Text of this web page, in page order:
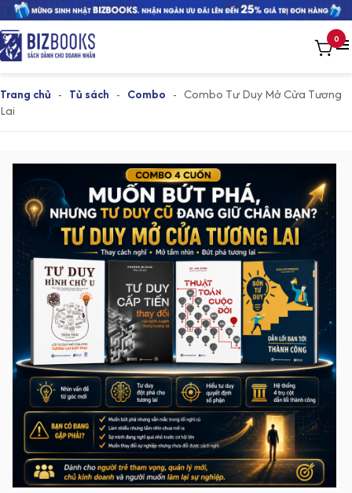
0
Trang chủ - Tủ sách - Combo - Combo Tư Duy Mở Cửa Tương
Lai